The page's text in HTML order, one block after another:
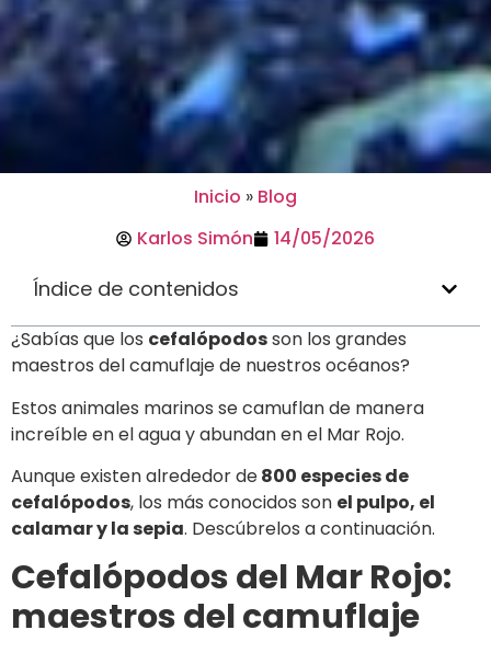
Inicio » Blog
Karlos Simón
14/05/2026
Índice de contenidos
¿Sabías que los cefalópodosson los grandes
maestros del camuflaje de nuestros océanos?
Estos animales marinos se camuflan de manera
increíble en el agua y abundan en el Mar Rojo.
Aunque existen alrededor de800 especies de
cefalópodos, los más conocidos son el pulpo, el
calamar y la sepia. Descúbrelos a continuación.
Cefalópodos del Mar Rojo:
maestros del camuflaje